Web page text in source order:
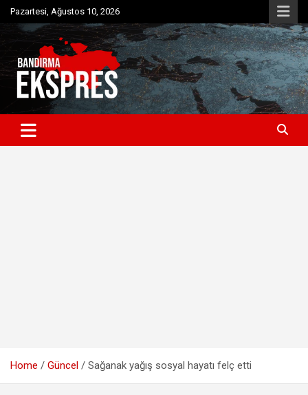
Skip
to
content
Pazartesi, Ağustos 10, 2026
Bandırma Ekspres
Bandırma'dan güncel haberler
Home Güncel Sağanak yağış sosyal hayatı felç etti